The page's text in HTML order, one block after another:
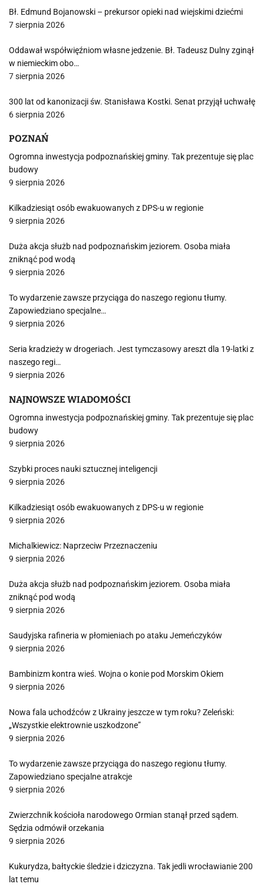
Bł. Edmund Bojanowski – prekursor opieki nad wiejskimi dziećmi
7 sierpnia 2026
Oddawał współwięźniom własne jedzenie. Bł. Tadeusz Dulny zginął
w niemieckim obo…
7 sierpnia 2026
300 lat od kanonizacji św. Stanisława Kostki. Senat przyjął uchwałę
6 sierpnia 2026
POZNAŃ
Ogromna inwestycja podpoznańskiej gminy. Tak prezentuje się plac
budowy
9 sierpnia 2026
Kilkadziesiąt osób ewakuowanych z DPS-u w regionie
9 sierpnia 2026
Duża akcja służb nad podpoznańskim jeziorem. Osoba miała
zniknąć pod wodą
9 sierpnia 2026
To wydarzenie zawsze przyciąga do naszego regionu tłumy.
Zapowiedziano specjalne…
9 sierpnia 2026
Seria kradzieży w drogeriach. Jest tymczasowy areszt dla 19-latki z
naszego regi…
9 sierpnia 2026
NAJNOWSZE WIADOMOŚCI
Ogromna inwestycja podpoznańskiej gminy. Tak prezentuje się plac
budowy
9 sierpnia 2026
Szybki proces nauki sztucznej inteligencji
9 sierpnia 2026
Kilkadziesiąt osób ewakuowanych z DPS-u w regionie
9 sierpnia 2026
Michalkiewicz: Naprzeciw Przeznaczeniu
9 sierpnia 2026
Duża akcja służb nad podpoznańskim jeziorem. Osoba miała
zniknąć pod wodą
9 sierpnia 2026
Saudyjska rafineria w płomieniach po ataku Jemeńczyków
9 sierpnia 2026
Bambinizm kontra wieś. Wojna o konie pod Morskim Okiem
9 sierpnia 2026
Nowa fala uchodźców z Ukrainy jeszcze w tym roku? Zeleński:
„Wszystkie elektrownie uszkodzone”
9 sierpnia 2026
To wydarzenie zawsze przyciąga do naszego regionu tłumy.
Zapowiedziano specjalne atrakcje
9 sierpnia 2026
Zwierzchnik kościoła narodowego Ormian stanął przed sądem.
Sędzia odmówił orzekania
9 sierpnia 2026
Kukurydza, bałtyckie śledzie i dziczyzna. Tak jedli wrocławianie 200
lat temu